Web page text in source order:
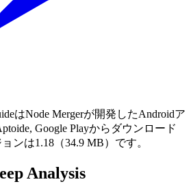
はNode Mergerが開発したAndroidア
Google Playからダウンロード
ンは1.18（34.9 MB）です。
Analysis